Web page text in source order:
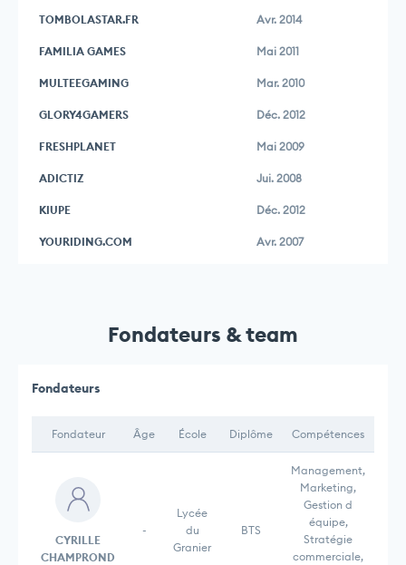
TOMBOLASTAR.FR Avr. 2014
FAMILIA GAMES Mai 2011
MULTEEGAMING Mar. 2010
GLORY4GAMERS Déc. 2012
FRESHPLANET Mai 2009
ADICTIZ Jui. 2008
KIUPE Déc. 2012
YOURIDING.COM Avr. 2007
Fondateurs & team
Fondateurs
Fondateur Âge École Diplôme Compétences
CYRILLE
CHAMPROND
-
Lycée
du
Granier
BTS
Management,
Marketing,
Gestion d
équipe,
Stratégie
commerciale,